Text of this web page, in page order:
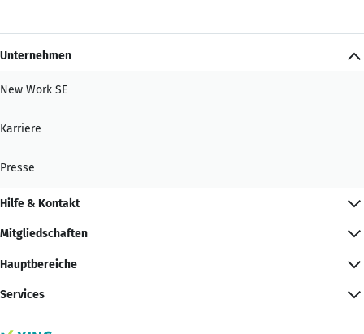
Unternehmen
New Work SE
Karriere
Presse
Hilfe & Kontakt
Mitgliedschaften
Hauptbereiche
Services